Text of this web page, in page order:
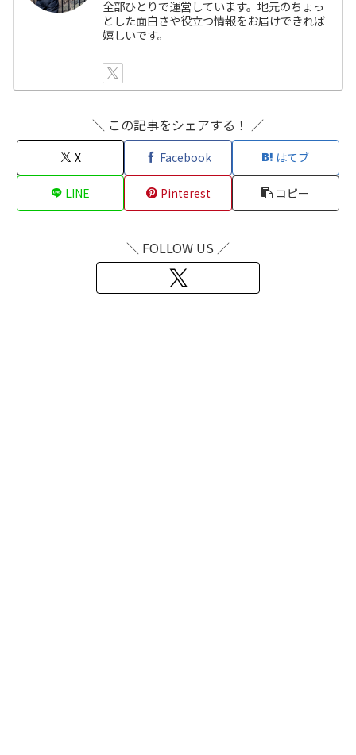
全部ひとりで運営しています。地元のちょっ
とした面白さや役立つ情報をお届けできれば
嬉しいです。
＼ この記事をシェアする！ ／
X Facebook はてブ
LINE Pinterest コピー
＼ FOLLOW US ／